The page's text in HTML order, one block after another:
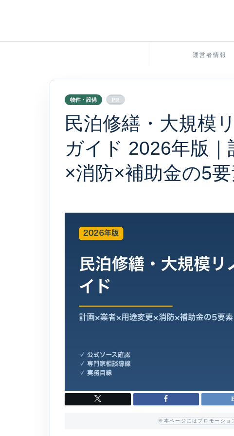
運営者情報
物件・設備 PR
民泊修繕・大規模
ガイド 2026年版
×消防×補助金の5
※本ページにはプロモーショ